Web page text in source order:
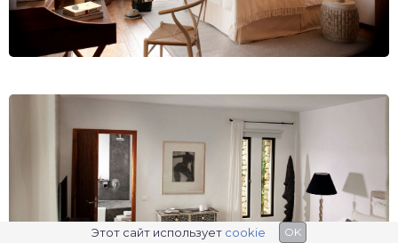
Этот сайт использует cookie OK